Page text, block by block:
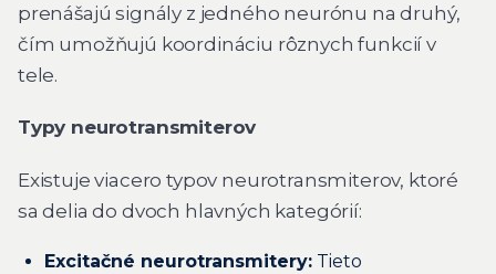
prenášajú signály z jedného neurónu na druhý,
čím umožňujú koordináciu rôznych funkcií v
tele.
Typy neurotransmiterov
Existuje viacero typov neurotransmiterov, ktoré
sa delia do dvoch hlavných kategórií:
Excitačné neurotransmitery: Tieto